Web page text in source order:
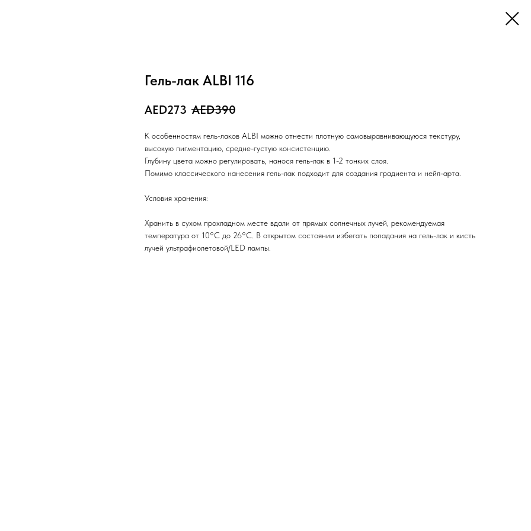
Гель-лак ALBI 116
273 390
К особенностям гель-лаков ALBI можно отнести плотную самовыравнивающуюся текстуру,
высокую пигментацию, средне-густую консистенцию.
Глубину цвета можно регулировать, нанося гель-лак в 1-2 тонких слоя.
Помимо классического нанесения гель-лак подходит для создания градиента и нейл-арта.
Условия хранения:
Хранить в сухом прохладном месте вдали от прямых солнечных лучей, рекомендуемая
температура от 10°С до 26°С. В открытом состоянии избегать попадания на гель-лак и кисть
лучей ультрафиолетовой/LED лампы.